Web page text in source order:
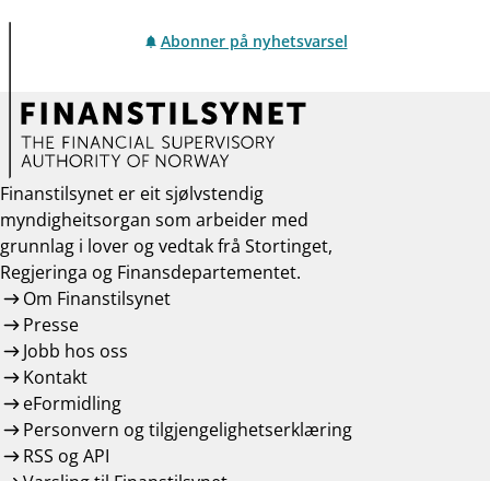
Abonner på nyhetsvarsel
Finanstilsynet er eit sjølvstendig
myndigheitsorgan som arbeider med
grunnlag i lover og vedtak frå Stortinget,
Regjeringa og Finansdepartementet.
Om Finanstilsynet
Presse
Jobb hos oss
Kontakt
eFormidling
Personvern og tilgjengelighetserklæring
RSS og API